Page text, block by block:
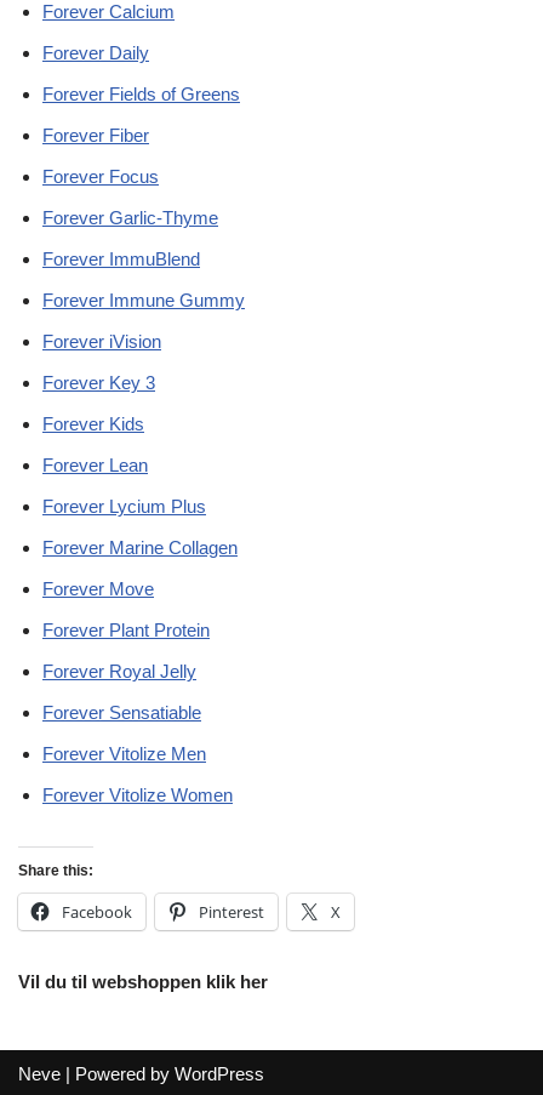
Forever Calcium
Forever Daily
Forever Fields of Greens
Forever Fiber
Forever Focus
Forever Garlic-Thyme
Forever ImmuBlend
Forever Immune Gummy
Forever iVision
Forever Key 3
Forever Kids
Forever Lean
Forever Lycium Plus
Forever Marine Collagen
Forever Move
Forever Plant Protein
Forever Royal Jelly
Forever Sensatiable
Forever Vitolize Men
Forever Vitolize Women
Share this:
Facebook Pinterest X
Vil du til webshoppen klik her
Neve | Powered by WordPress